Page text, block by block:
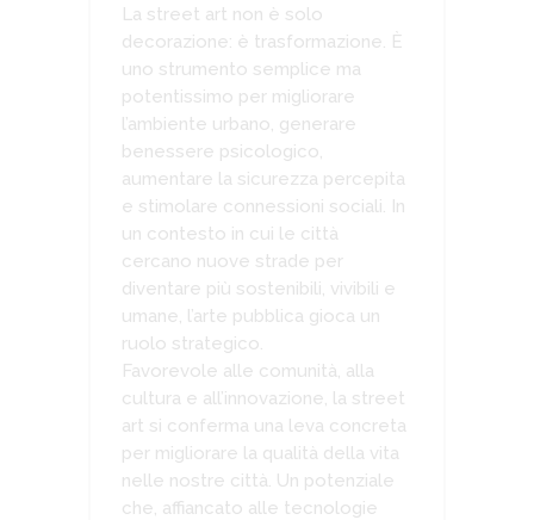
La street art non è solo
decorazione: è trasformazione. È
uno strumento semplice ma
potentissimo per migliorare
l’ambiente urbano, generare
benessere psicologico,
aumentare la sicurezza percepita
e stimolare connessioni sociali. In
un contesto in cui le città
cercano nuove strade per
diventare più sostenibili, vivibili e
umane, l’arte pubblica gioca un
ruolo strategico.
Favorevole alle comunità, alla
cultura e all’innovazione, la street
art si conferma una leva concreta
per migliorare la qualità della vita
nelle nostre città. Un potenziale
che, affiancato alle tecnologie